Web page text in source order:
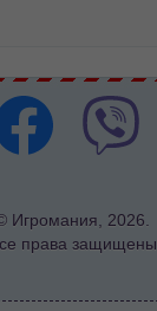
Игромания, 2026.
права защищены